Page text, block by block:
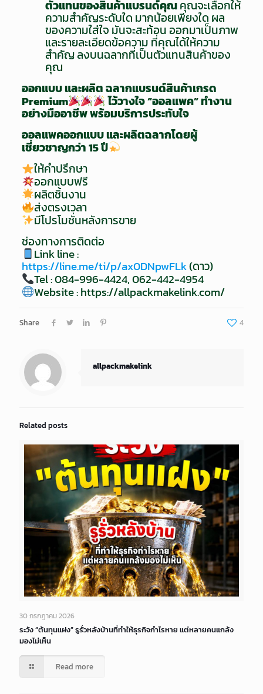
ตัวแทนของสินค้าแบรนด์คุณคุณจะเลือกให้
ความสำคัญระดับใด มากน้อยเพียงใด ผล
ของความใส่ใจ มันจะสะท้อน ออกมาเป็นภาพ
และรายละเอียดข้อความ ที่คุณได้ให้ความ
สำคัญ ลงบนฉลากที่เป็นตัวแทนสินค้าของ
คุณ
ออกแบบ และผลิต ฉลากแบรนด์สินค้าเกรด
Premium ไว้วางใจ “ออลแพค” ทำงาน
อย่างมืออาชีพ พร้อมบริการประทับใจ
ออลแพคออกแบบ และผลิตฉลากโดยผู้
เชี่ยวชาญกว่า 15 ปี
ให้คำปรึกษา
ออกแบบฟรี
ผลิตชิ้นงาน
ส่งตรงเวลา
มีโปรโมชั่นหลังการขาย
ช่องทางการติดต่อ
Link line :
https://line.me/ti/p/ax0DNpwFLk(ดาว)
Tel : 084-996-4424, 062-442-4954
Website :https://allpackmakelink.com/
Share 4
allpackmakelink
Related posts
30 กรกฎาคม 2026
ระวัง “ต้นทุนแฝง” รูรั่วหลังบ้านที่ทำให้ธุรกิจกำไรหาย แต่หลายคนแกล้ง
มองไม่เห็น
Read more